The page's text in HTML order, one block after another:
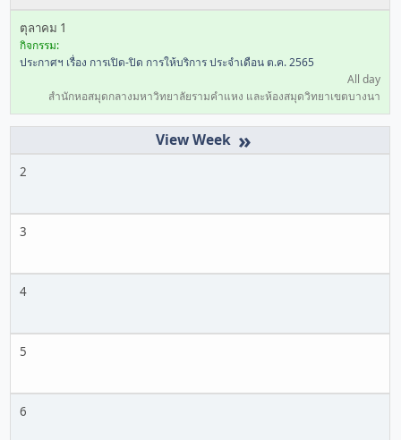
ตุลาคม 1
กิจกรรม:
ประกาศฯ เรื่อง การเปิด-ปิด การให้บริการ ประจำเดือน ต.ค. 2565
All day
สำนักหอสมุดกลางมหาวิทยาลัยรามคำแหง และห้องสมุดวิทยาเขตบางนา
»
2
3
4
5
6